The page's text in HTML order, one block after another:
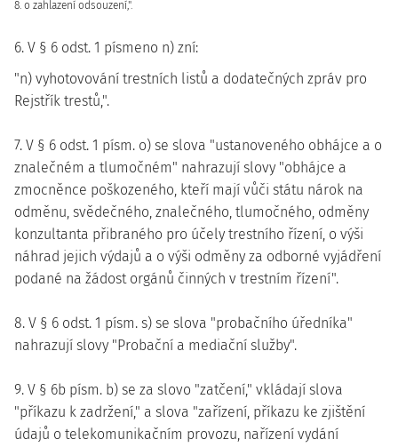
8. o zahlazení odsouzení,".
6. V § 6 odst. 1 písmeno n) zní:
"n) vyhotovování trestních listů a dodatečných zpráv pro
Rejstřík trestů,".
7. V § 6 odst. 1 písm. o) se slova "ustanoveného obhájce a o
znalečném a tlumočném" nahrazují slovy "obhájce a
zmocněnce poškozeného, kteří mají vůči státu nárok na
odměnu, svědečného, znalečného, tlumočného, odměny
konzultanta přibraného pro účely trestního řízení, o výši
náhrad jejich výdajů a o výši odměny za odborné vyjádření
podané na žádost orgánů činných v trestním řízení".
8. V § 6 odst. 1 písm. s) se slova "probačního úředníka"
nahrazují slovy "Probační a mediační služby".
9. V § 6b písm. b) se za slovo "zatčení," vkládají slova
"příkazu k zadržení," a slova "zařízení, příkazu ke zjištění
údajů o telekomunikačním provozu, nařízení vydání